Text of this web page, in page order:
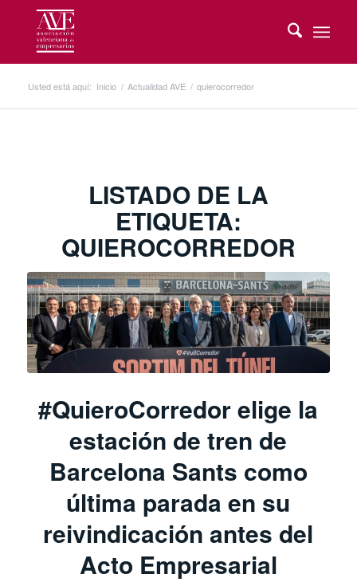
Usted está aquí: Inicio / Actualidad AVE / quierocorredor
LISTADO DE LA
ETIQUETA:
QUIEROCORREDOR
#QuieroCorredor elige la
estación de tren de
Barcelona Sants como
última parada en su
reivindicación antes del
Acto Empresarial